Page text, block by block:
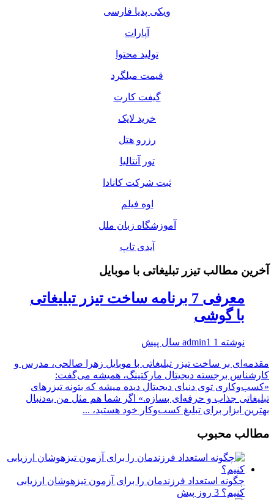
ویکی پدیا فارسی
آپارات
تولید محتوا
قیمت میلگرد
گیفت کارت
خرید لایک
رزرو هتل
تور آنتالیا
ثبت شرکت کانادا
اوه فیلم
آموزشگاه زبان ملل
آیدی تاپ
آخرین مطالب تیزر تبلیغاتی با موبایل
معرفی 7 برنامه‌ ساخت تیزر تبلیغاتی
با گوشی
نوشته admin1 1 سال پیش
مقدمه‌ای بر ساخت تیزر تبلیغاتی با موبایل زهرا صالحی، مدرس و
کارشناس برجسته دیجیتال مارکتینگ، همیشه می‌گفت:
«کسب‌وکاری توی دنیای دیجیتال دیده میشه که بتونه تیزرهای
تبلیغاتی جذاب و حرفه‌ای بسازه.» اگر شما هم مثل من به‌دنبال
بهترین ابزار برای تبلیغ کسب‌وکار خود هستید، ...
مطالب محبوب
چگونه استعداد فرزندمان را برای آزمون تیزهوشان ارزیابی
کنیم؟ 3 روز پیش